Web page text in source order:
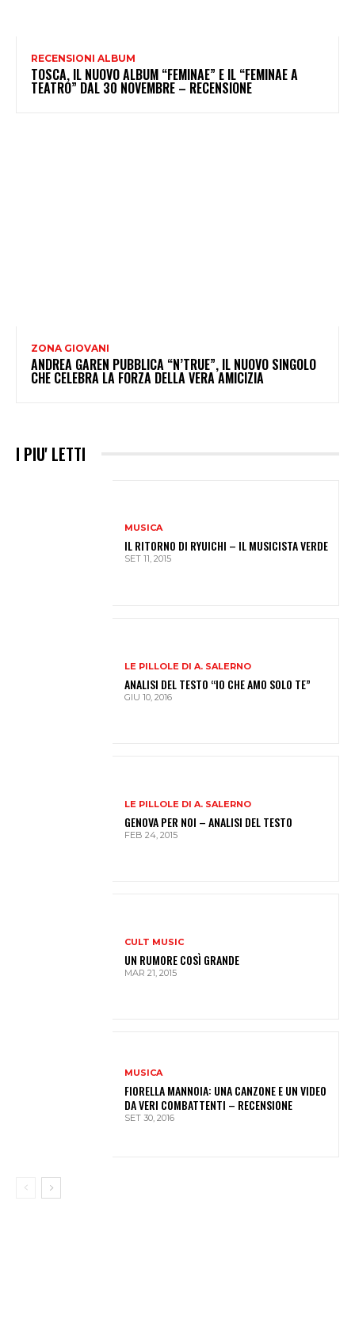
RECENSIONI ALBUM
TOSCA, IL NUOVO ALBUM “FEMINAE” E IL “FEMINAE A
TEATRO” DAL 30 NOVEMBRE – RECENSIONE
ZONA GIOVANI
ANDREA GAREN PUBBLICA “N’TRUE”, IL NUOVO SINGOLO
CHE CELEBRA LA FORZA DELLA VERA AMICIZIA
I PIU' LETTI
MUSICA
IL RITORNO DI RYUICHI – IL MUSICISTA VERDE
SET 11, 2015
LE PILLOLE DI A. SALERNO
ANALISI DEL TESTO “IO CHE AMO SOLO TE”
GIU 10, 2016
LE PILLOLE DI A. SALERNO
GENOVA PER NOI – ANALISI DEL TESTO
FEB 24, 2015
CULT MUSIC
UN RUMORE COSÌ GRANDE
MAR 21, 2015
MUSICA
FIORELLA MANNOIA: UNA CANZONE E UN VIDEO
DA VERI COMBATTENTI – RECENSIONE
SET 30, 2016